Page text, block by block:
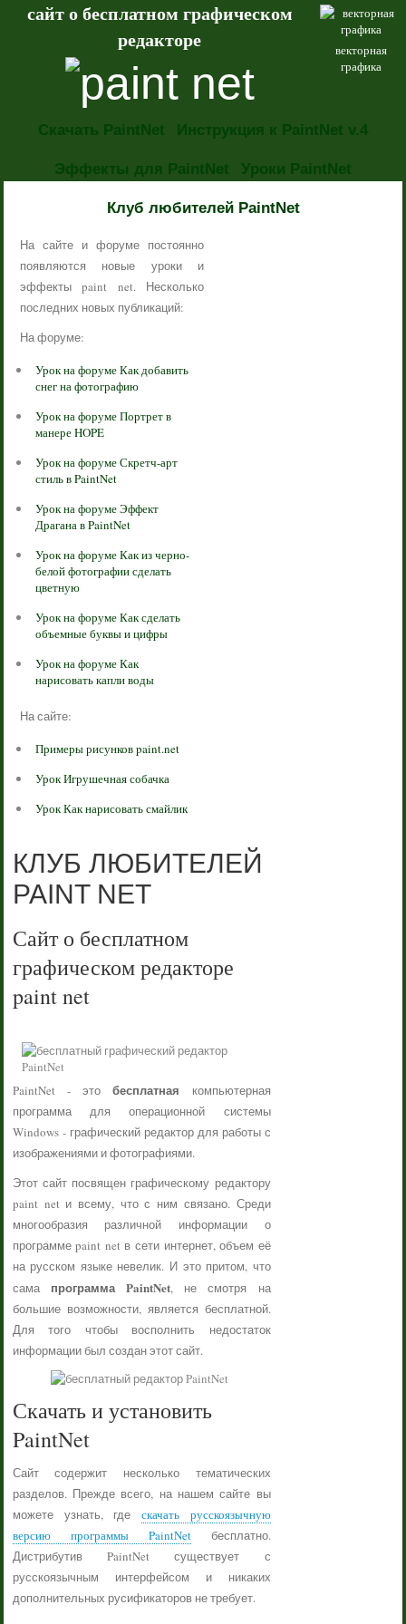
векторная
графика
сайт о бесплатном графическом
редакторе
Скачать PaintNet Инструкция к PaintNet v.4
Эффекты для PaintNet Уроки PaintNet
Клуб любителей PaintNet
На сайте и форуме постоянно
появляются новые уроки и
эффекты paint net. Несколько
последних новых публикаций:
На форуме:
Урок на форуме Как добавить
снег на фотографию
Урок на форуме Портрет в
манере HOPE
Урок на форуме Скретч-арт
стиль в PaintNet
Урок на форуме Эффект
Драгана в PaintNet
Урок на форуме Как из черно-
белой фотографии сделать
цветную
Урок на форуме Как сделать
объемные буквы и цифры
Урок на форуме Как
нарисовать капли воды
На сайте:
Примеры рисунков paint.net
Урок Игрушечная собачка
Урок Как нарисовать смайлик
КЛУБ ЛЮБИТЕЛЕЙ
PAINT NET
Сайт о бесплатном
графическом редакторе
paint net
PaintNet - этобесплатная компьютерная
программа для операционной системы
Windows - графический редактор для работы с
изображениями и фотографиями.
Этот сайт посвящен графическому редактору
paint net и всему, что с ним связано. Среди
многообразия различной информации о
программе paint net в сети интернет, объем её
на русском языке невелик. И это притом, что
сама программа PaintNet, не смотря на
большие возможности, является бесплатной.
Для того чтобы восполнить недостаток
информации был создан этот сайт.
Скачать и установить
PaintNet
Сайт содержит несколько тематических
разделов. Прежде всего, на нашем сайте вы
можете узнать, где скачать русскоязычную
версию программы PaintNetбесплатно.
Дистрибутив PaintNet существует с
русскоязычным интерфейсом и никаких
дополнительных русификаторов не требует.